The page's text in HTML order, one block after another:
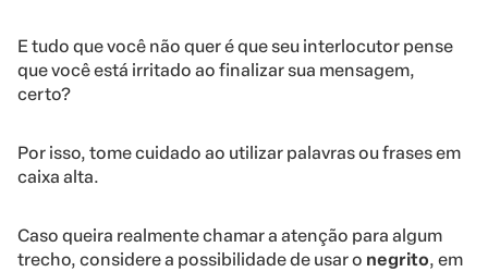
E tudo que você não quer é que seu interlocutor pense
que você está irritado ao finalizar sua mensagem,
certo?
Por isso, tome cuidado ao utilizar palavras ou frases em
caixa alta.
Caso queira realmente chamar a atenção para algum
trecho, considere a possibilidade de usar o negrito, em